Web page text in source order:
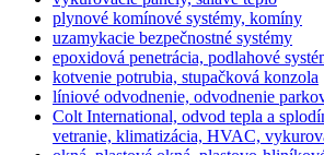
plynové komínové systémy, komíny
uzamykacie bezpečnostné systémy
epoxidová penetrácia, podlahové
kotvenie potrubia, stupačková konzola
líniové odvodnenie, odvodnenie
Colt International, odvod tepla a
vetranie, klimatizácia, HVAC,